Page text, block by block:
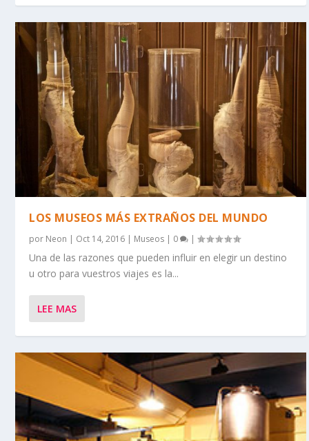
LOS MUSEOS MÁS EXTRAÑOS DEL MUNDO
por Neon | Oct 14, 2016 | Museos | 0 |
Una de las razones que pueden influir en elegir un destino
u otro para vuestros viajes es la...
LEE MAS